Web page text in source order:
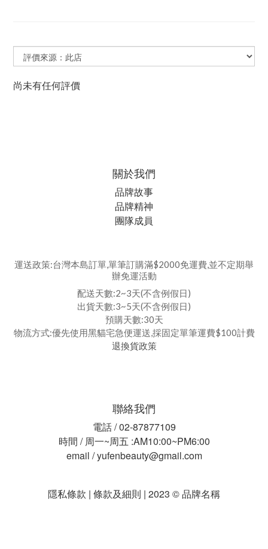
尚未有任何評價
關於我們
品牌故事
品牌精神
團隊成員
運送政策:台灣本島訂單,單筆訂購滿$2000免運費,並不定期舉
辦免運活動
配送天數:2~3天(不含例假日)
出貨天數:3~5天(不含例假日)
預購天數:30天
物流方式:優先使用黑貓宅急便運送,採固定單筆運費$100計費
退換貨政策
聯絡我們
電話 / 02-87877109
時間 / 周一~周五 :AM10:00~PM6:00
email / yufenbeauty@gmail.com
隱私條款 | 條款及細則 | 2023 © 品牌名稱